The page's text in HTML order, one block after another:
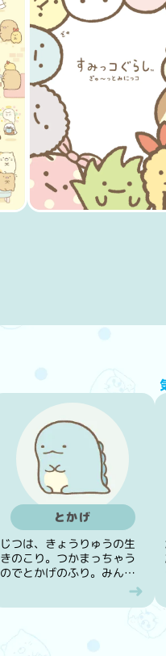
とかげ
じつは、きょうりゅうの生
きのこり。つかまっちゃう
のでとかげのふり。みんな